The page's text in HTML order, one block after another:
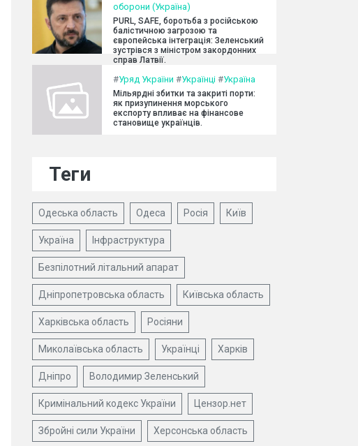
оборони (Україна)
PURL, SAFE, боротьба з російською
балістичною загрозою та
європейська інтеграція: Зеленський
зустрівся з міністром закордонних
справ Латвії.
#Уряд України #Українці #Україна
Мільярдні збитки та закриті порти:
як призупинення морського
експорту впливає на фінансове
становище українців.
Теги
Одеська область Одеса Росія Київ
Україна Інфраструктура
Безпілотний літальний апарат
Дніпропетровська область Київська область
Харківська область Росіяни
Миколаївська область Українці Харків
Дніпро Володимир Зеленський
Кримінальний кодекс України Цензор.нет
Збройні сили України Херсонська область